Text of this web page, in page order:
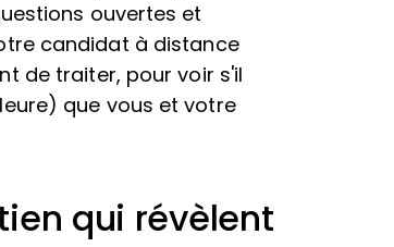
ouvertes et
candidat à distance
de traiter, pour voir s'il
que vous et votre
qui révèlent